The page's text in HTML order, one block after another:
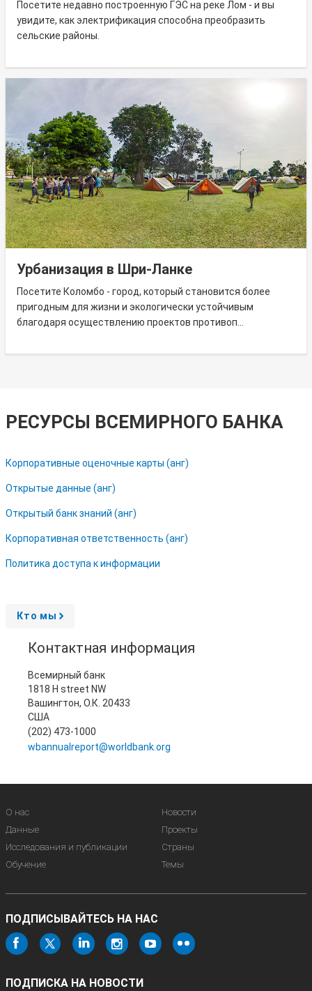
Посетите недавно построенную ГЭС на реке Лом - и вы
увидите, как электрификация способна преобразить
сельские районы.
Урбанизация в Шри-Ланке
Посетите Коломбо - город, который становится более
пригодным для жизни и экологически устойчивым
благодаря осуществлению проектов противоп...
РЕСУРСЫ ВСЕМИРНОГО БАНКА
Корпоративные оценочные карты (анг)
Открытые данные (анг)
Открытый банк знаний (анг)
Корпоративная ответственность (анг)
Политика доступа к информации
Кто мы
A
o
Контактная информация
Всемирный банк
1818 H street NW
Вашингтон, О.К. 20433
США
(202) 473-1000
wbannualreport@worldbank.org
О нас
Данные
Исследования и публикации
Обучение
Новости
Проекты
Страны
Темы
ПОДПИСЫВАЙТЕСЬ НА НАС
ПОДПИСКА НА НОВОСТИ